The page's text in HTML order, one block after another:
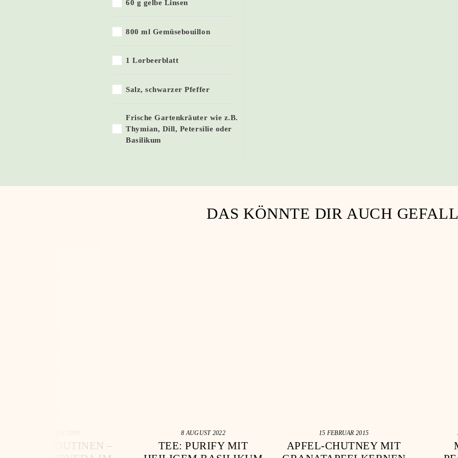
60 g gelbe Linsen
800 ml Gemüsebouillon
1 Lorbeerblatt
Salz, schwarzer Pfeffer
Frische Gartenkräuter wie z.B.
Thymian, Dill, Petersilie oder
Basilikum
DAS KÖNNTE DIR AUCH
28 MAI 2019
TAGESROUTINEN –
8 AUGUST 2022
TEE: PURIFY MIT
15 FEBRUAR 2015
APFEL-CHUTNEY MIT